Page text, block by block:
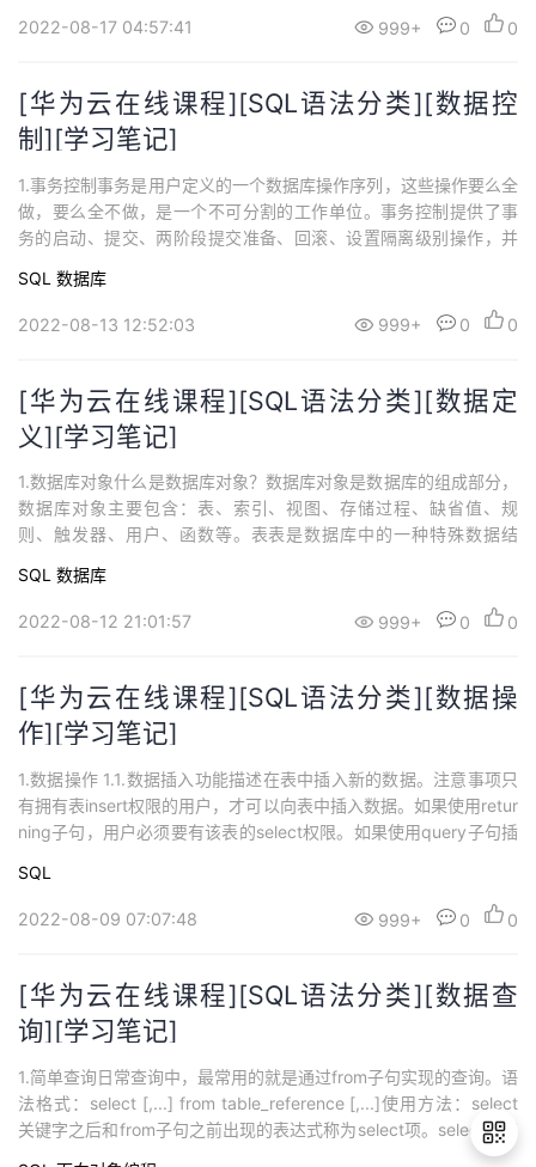
Linux起源与发展Linux内核项...
2022-08-17 04:57:41 999+ 0 0
[华为云在线课程][SQL语法分类][数据控
制][学习笔记]
1.事务控制事务是用户定义的一个数据库操作序列，这些操作要么全
做，要么全不做，是一个不可分割的工作单位。事务控制提供了事
务的启动、提交、两阶段提交准备、回滚、设置隔离级别操作，并
ollbackGaussDB(for MySQL)没有提供显式定义事务开始的语句，
第一个可执行SQL（除登录语句外）隐含事务的开始。 2.提交事
SQL 数据库
2022-08-13 12:52:03 999+ 0 0
[华为云在线课程][SQL语法分类][数据定
义][学习笔记]
1.数据库对象什么是数据库对象？数据库对象是数据库的组成部分，
数据库对象主要包含：表、索引、视图、存储过程、缺省值、规
则、触发器、用户、函数等。表表是数据库中的一种特殊数据结
引索引是对数据库表中一列或多列的值进行排序的一种结构，使用
索引可快速访问数据库表中的特定信息。视图视图是从一个或几个
SQL 数据库
2022-08-12 21:01:57 999+ 0 0
[华为云在线课程][SQL语法分类][数据操
作][学习笔记]
1.数据操作 1.1.数据插入功能描述在表中插入新的数据。注意事项只
有拥有表insert权限的用户，才可以向表中插入数据。如果使用retur
ning子句，用户必须要有该表的select权限。如果使用query子句插
权限。insert事务提交是默认开启的。语法格式insert语句有三种形
式。值插入，构造一行记录并插入到表中。i...
SQL
2022-08-09 07:07:48 999+ 0 0
[华为云在线课程][SQL语法分类][数据查
询][学习笔记]
1.简单查询日常查询中，最常用的就是通过from子句实现的查询。语
法格式：select [,...] from table_reference [,...]使用方法：select
关键字之后和from子句之前出现的表达式称为select项。select项用
于指定要查询的列，from指定要从哪个表中查询。如果要查询所有